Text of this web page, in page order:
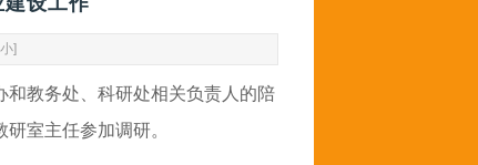
小]
和教务处 科研处相关负责人 的陪
室主任参加调研。